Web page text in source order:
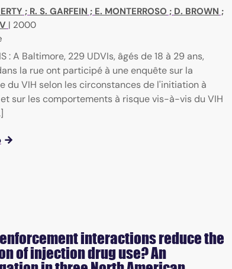
; R. S. GARFEIN ; E. MONTERROSO ; D. BROWN ;
| 2000
: A Baltimore, 229 UDVIs, âgés de 18 à 29 ans,
la rue ont participé à une enquête sur la
du VIH selon les circonstances de l'initiation à
sur les comportements à risque vis-à-vis du VIH
interactions reduce the
of injection drug use? An